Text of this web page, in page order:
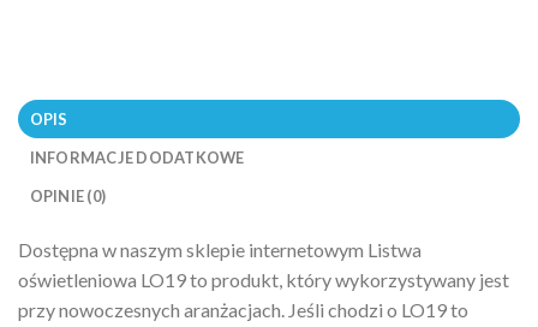
OPIS
INFORMACJE DODATKOWE
OPINIE (0)
Dostępna w naszym sklepie internetowym Listwa
oświetleniowa LO19 to produkt, który wykorzystywany jest
przy nowoczesnych aranżacjach. Jeśli chodzi o LO19 to